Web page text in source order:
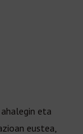
eta
eustea,